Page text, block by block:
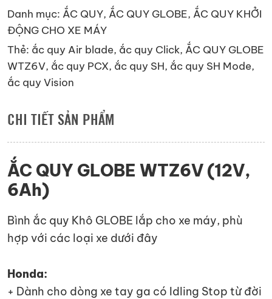
400,000₫.LÀ:
350,000₫.
WTZ6V
(12V,
6Ah)
số
Danh mục: ẮC QUY, ẮC QUY GLOBE, ẮC QUY KHỞI
ĐỘNG CHO XE MÁY
Thẻ: ắc quy Air blade, ắc quy Click, ẮC QUY GLOBE
WTZ6V, ắc quy PCX, ắc quy SH, ắc quy SH Mode,
ắc quy Vision
CHI TIẾT SẢN PHẨM
ẮC QUY GLOBE WTZ6V (12V,
6Ah)
Bình ắc quy Khô GLOBE lắp cho xe máy, phù
hợp với các loại xe dưới đây
Honda:
+ Dành cho dòng xe tay ga có Idling Stop từ đời